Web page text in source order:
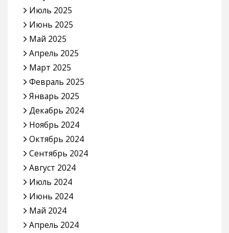
Июль 2025
Июнь 2025
Май 2025
Апрель 2025
Март 2025
Февраль 2025
Январь 2025
Декабрь 2024
Ноябрь 2024
Октябрь 2024
Сентябрь 2024
Август 2024
Июль 2024
Июнь 2024
Май 2024
Апрель 2024